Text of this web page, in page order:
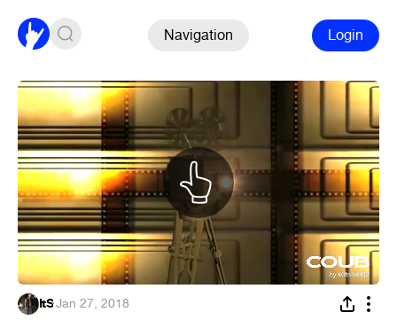
Navigation Login
ItS·Jan 27, 2018